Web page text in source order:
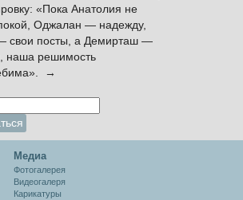
«Пока Анатолия не
Оджалан — надежду,
свои посты, а Демирташ —
наша решимость
→
Медиа
Фотогалерея
Видеогалеря
Карикатуры